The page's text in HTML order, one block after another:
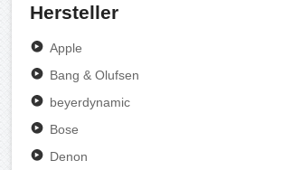
Hersteller
Apple
Bang & Olufsen
beyerdynamic
Bose
Denon